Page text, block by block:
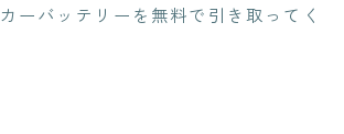
カーバッテリーを無料で引き取ってく